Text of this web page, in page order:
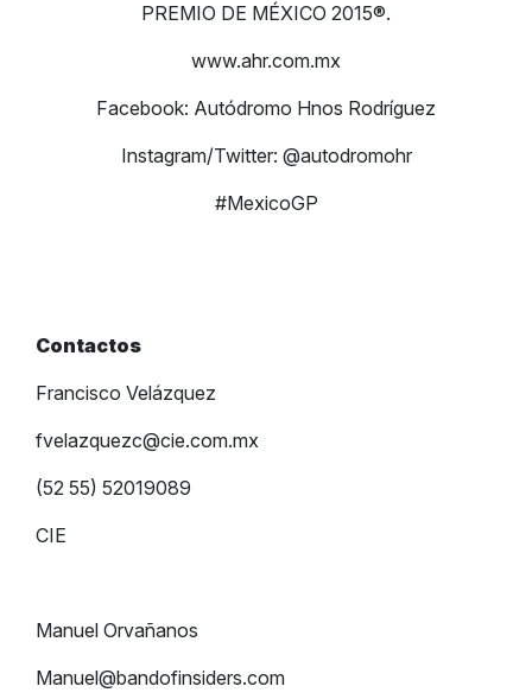
PREMIO DE MÉXICO 2015®.
www.ahr.com.mx
Facebook: Autódromo Hnos Rodríguez
Instagram/Twitter: @autodromohr
#MexicoGP
Contactos
Francisco Velázquez
fvelazquezc@cie.com.mx
(52 55) 52019089
CIE
Manuel Orvañanos
Manuel@bandofinsiders.com